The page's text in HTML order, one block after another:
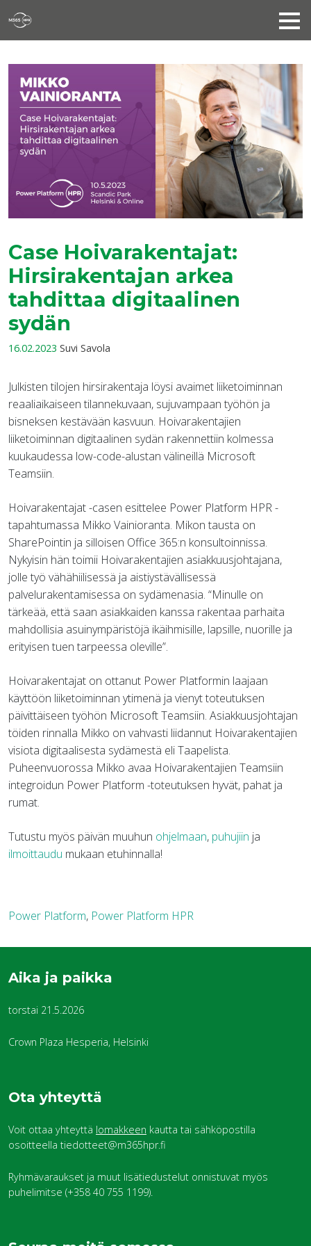
Case Hoivarakentajat:
Hirsirakentajan arkea
tahdittaa digitaalinen
sydän
16.02.2023 Suvi Savola
Julkisten tilojen hirsirakentaja löysi avaimet liiketoiminnan
reaaliaikaiseen tilannekuvaan, sujuvampaan työhön ja
bisneksen kestävään kasvuun. Hoivarakentajien
liiketoiminnan digitaalinen sydän rakennettiin kolmessa
kuukaudessa low-code-alustan välineillä Microsoft
Teamsiin.
Hoivarakentajat -casen esittelee Power Platform HPR -
tapahtumassa Mikko Vainioranta. Mikon tausta on
SharePointin ja silloisen Office 365:n konsultoinnissa.
Nykyisin hän toimii Hoivarakentajien asiakkuusjohtajana,
jolle työ vähähiilisessä ja aistiystävällisessä
palvelurakentamisessa on sydämenasia. “Minulle on
tärkeää, että saan asiakkaiden kanssa rakentaa parhaita
mahdollisia asuinympäristöjä ikäihmisille, lapsille, nuorille ja
erityisen tuen tarpeessa oleville”.
Hoivarakentajat on ottanut Power Platformin laajaan
käyttöön liiketoiminnan ytimenä ja vienyt toteutuksen
päivittäiseen työhön Microsoft Teamsiin. Asiakkuusjohtajan
töiden rinnalla Mikko on vahvasti liidannut Hoivarakentajien
visiota digitaalisesta sydämestä eli Taapelista.
Puheenvuorossa Mikko avaa Hoivarakentajien Teamsiin
integroidun Power Platform -toteutuksen hyvät, pahat ja
rumat.
Tutustu myös päivän muuhun ohjelmaan, puhujiin ja
ilmoittaudu mukaan etuhinnalla!
Power Platform, Power Platform HPR
Aika ja paikka
torstai 21.5.2026
Crown Plaza Hesperia, Helsinki
Ota yhteyttä
Voit ottaa yhteyttä lomakkeen kautta tai sähköpostilla
osoitteella tiedotteet@m365hpr.fi
Ryhmävaraukset ja muut lisätiedustelut onnistuvat myös
puhelimitse (+358 40 755 1199).